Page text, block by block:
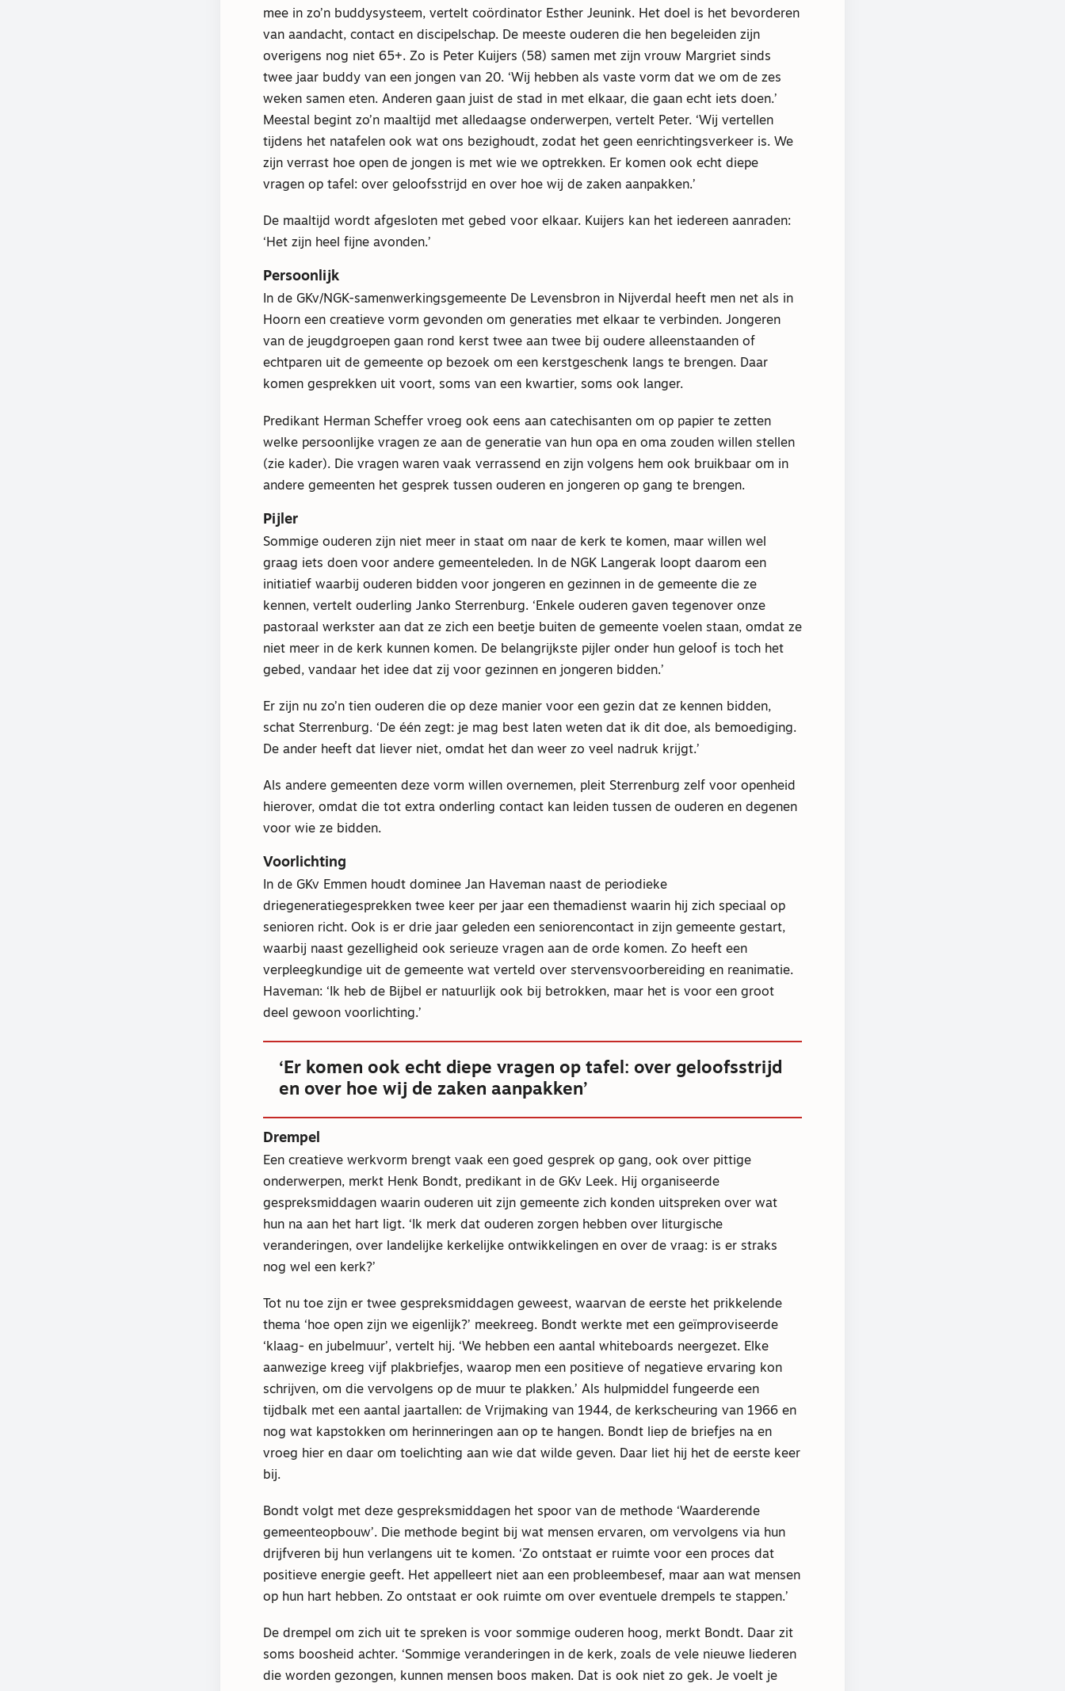
mee in zo’n buddysysteem, vertelt coördinator Esther Jeunink. Het doel is het bevorderen
van aandacht, contact en discipelschap. De meeste ouderen die hen begeleiden zijn
overigens nog niet 65+. Zo is Peter Kuijers (58) samen met zijn vrouw Margriet sinds
twee jaar buddy van een jongen van 20. ‘Wij hebben als vaste vorm dat we om de zes
weken samen eten. Anderen gaan juist de stad in met elkaar, die gaan echt iets doen.’
Meestal begint zo’n maaltijd met alledaagse onderwerpen, vertelt Peter. ‘Wij vertellen
tijdens het natafelen ook wat ons bezighoudt, zodat het geen eenrichtingsverkeer is. We
zijn verrast hoe open de jongen is met wie we optrekken. Er komen ook echt diepe
vragen op tafel: over geloofsstrijd en over hoe wij de zaken aanpakken.’
De maaltijd wordt afgesloten met gebed voor elkaar. Kuijers kan het iedereen aanraden:
‘Het zijn heel fijne avonden.’
Persoonlijk
In de GKv/NGK-samenwerkingsgemeente De Levensbron in Nijverdal heeft men net als in
Hoorn een creatieve vorm gevonden om generaties met elkaar te verbinden. Jongeren
van de jeugdgroepen gaan rond kerst twee aan twee bij oudere alleenstaanden of
echtparen uit de gemeente op bezoek om een kerstgeschenk langs te brengen. Daar
komen gesprekken uit voort, soms van een kwartier, soms ook langer.
Predikant Herman Scheffer vroeg ook eens aan catechisanten om op papier te zetten
welke persoonlijke vragen ze aan de generatie van hun opa en oma zouden willen stellen
(zie kader). Die vragen waren vaak verrassend en zijn volgens hem ook bruikbaar om in
andere gemeenten het gesprek tussen ouderen en jongeren op gang te brengen.
Pijler
Sommige ouderen zijn niet meer in staat om naar de kerk te komen, maar willen wel
graag iets doen voor andere gemeenteleden. In de NGK Langerak loopt daarom een
initiatief waarbij ouderen bidden voor jongeren en gezinnen in de gemeente die ze
kennen, vertelt ouderling Janko Sterrenburg. ‘Enkele ouderen gaven tegenover onze
pastoraal werkster aan dat ze zich een beetje buiten de gemeente voelen staan, omdat ze
niet meer in de kerk kunnen komen. De belangrijkste pijler onder hun geloof is toch het
gebed, vandaar het idee dat zij voor gezinnen en jongeren bidden.’
Er zijn nu zo’n tien ouderen die op deze manier voor een gezin dat ze kennen bidden,
schat Sterrenburg. ‘De één zegt: je mag best laten weten dat ik dit doe, als bemoediging.
De ander heeft dat liever niet, omdat het dan weer zo veel nadruk krijgt.’
Als andere gemeenten deze vorm willen overnemen, pleit Sterrenburg zelf voor openheid
hierover, omdat die tot extra onderling contact kan leiden tussen de ouderen en degenen
voor wie ze bidden.
Voorlichting
In de GKv Emmen houdt dominee Jan Haveman naast de periodieke
driegeneratiegesprekken twee keer per jaar een themadienst waarin hij zich speciaal op
senioren richt. Ook is er drie jaar geleden een seniorencontact in zijn gemeente gestart,
waarbij naast gezelligheid ook serieuze vragen aan de orde komen. Zo heeft een
verpleegkundige uit de gemeente wat verteld over stervensvoorbereiding en reanimatie.
Haveman: ‘Ik heb de Bijbel er natuurlijk ook bij betrokken, maar het is voor een groot
deel gewoon voorlichting.’
‘Er komen ook echt diepe vragen op tafel: over geloofsstrijd
en over hoe wij de zaken aanpakken’
Drempel
Een creatieve werkvorm brengt vaak een goed gesprek op gang, ook over pittige
onderwerpen, merkt Henk Bondt, predikant in de GKv Leek. Hij organiseerde
gespreksmiddagen waarin ouderen uit zijn gemeente zich konden uitspreken over wat
hun na aan het hart ligt. ‘Ik merk dat ouderen zorgen hebben over liturgische
veranderingen, over landelijke kerkelijke ontwikkelingen en over de vraag: is er straks
nog wel een kerk?’
Tot nu toe zijn er twee gespreksmiddagen geweest, waarvan de eerste het prikkelende
thema ‘hoe open zijn we eigenlijk?’ meekreeg. Bondt werkte met een geïmproviseerde
‘klaag- en jubelmuur’, vertelt hij. ‘We hebben een aantal whiteboards neergezet. Elke
aanwezige kreeg vijf plakbriefjes, waarop men een positieve of negatieve ervaring kon
schrijven, om die vervolgens op de muur te plakken.’ Als hulpmiddel fungeerde een
tijdbalk met een aantal jaartallen: de Vrijmaking van 1944, de kerkscheuring van 1966 en
nog wat kapstokken om herinneringen aan op te hangen. Bondt liep de briefjes na en
vroeg hier en daar om toelichting aan wie dat wilde geven. Daar liet hij het de eerste keer
bij.
Bondt volgt met deze gespreksmiddagen het spoor van de methode ‘Waarderende
gemeenteopbouw’. Die methode begint bij wat mensen ervaren, om vervolgens via hun
drijfveren bij hun verlangens uit te komen. ‘Zo ontstaat er ruimte voor een proces dat
positieve energie geeft. Het appelleert niet aan een probleembesef, maar aan wat mensen
op hun hart hebben. Zo ontstaat er ook ruimte om over eventuele drempels te stappen.’
De drempel om zich uit te spreken is voor sommige ouderen hoog, merkt Bondt. Daar zit
soms boosheid achter. ‘Sommige veranderingen in de kerk, zoals de vele nieuwe liederen
die worden gezongen, kunnen mensen boos maken. Dat is ook niet zo gek. Je voelt je